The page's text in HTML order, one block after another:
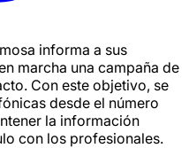
informa a sus
marcha una campaña de
Con este objetivo, se
desde el número
la información
con los profesionales.